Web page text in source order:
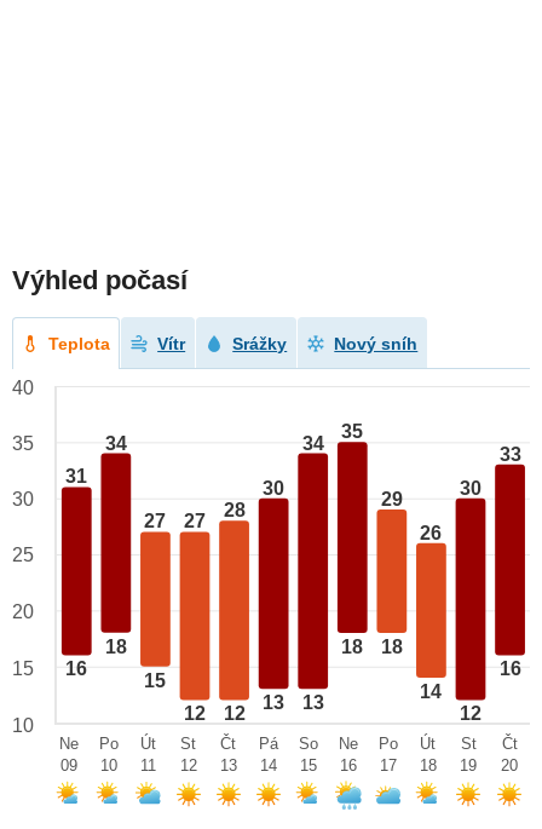
Výhled počasí
Teplota Vítr Srážky Nový sníh
31
16
34
18
27
15
27
12
28
12
30
13
34
13
35
18
29
18
26
14
30
12
33
16
40
35
30
25
20
15
10
Ne
09
Po
10
Út
11
St
12
Čt
13
Pá
14
So
15
Ne
16
Po
17
Út
18
St
19
Čt
20